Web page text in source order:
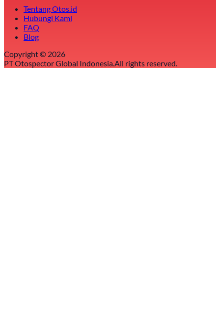
Tentang Otos.id
Hubungi Kami
FAQ
Blog
Copyright © 2026
PT Otospector Global Indonesia.All rights reserved.